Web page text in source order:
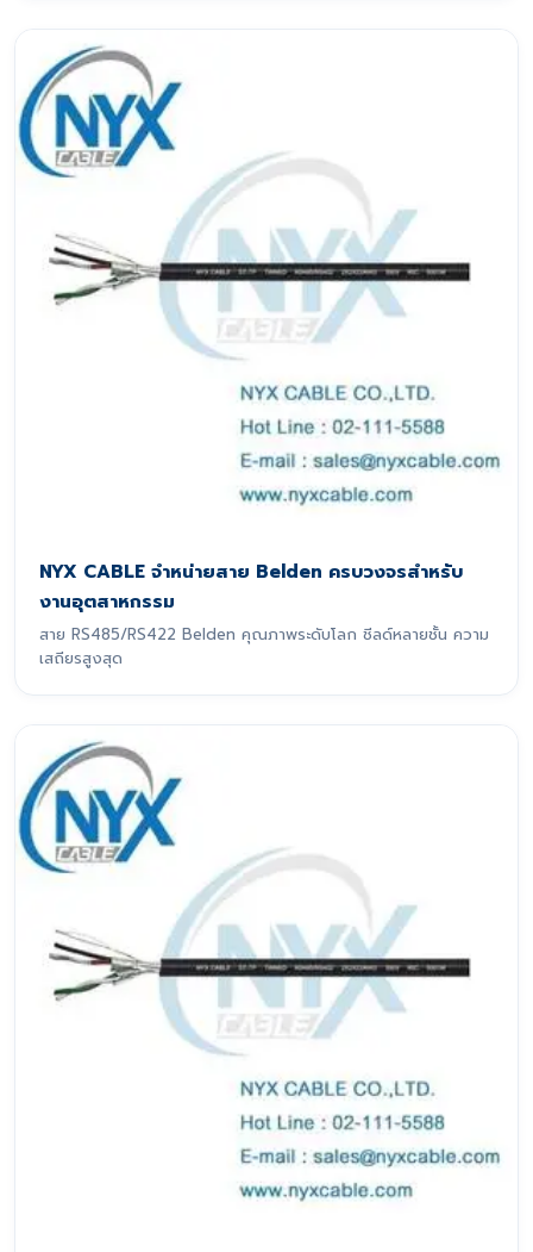
NYX CABLE จำหน่ายสาย Belden ครบวงจรสำหรับ
งานอุตสาหกรรม
สาย RS485/RS422 Belden คุณภาพระดับโลก ชีลด์หลายชั้น ความ
เสถียรสูงสุด